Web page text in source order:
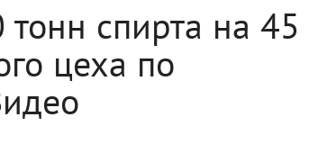
спирта на 45
цеха по